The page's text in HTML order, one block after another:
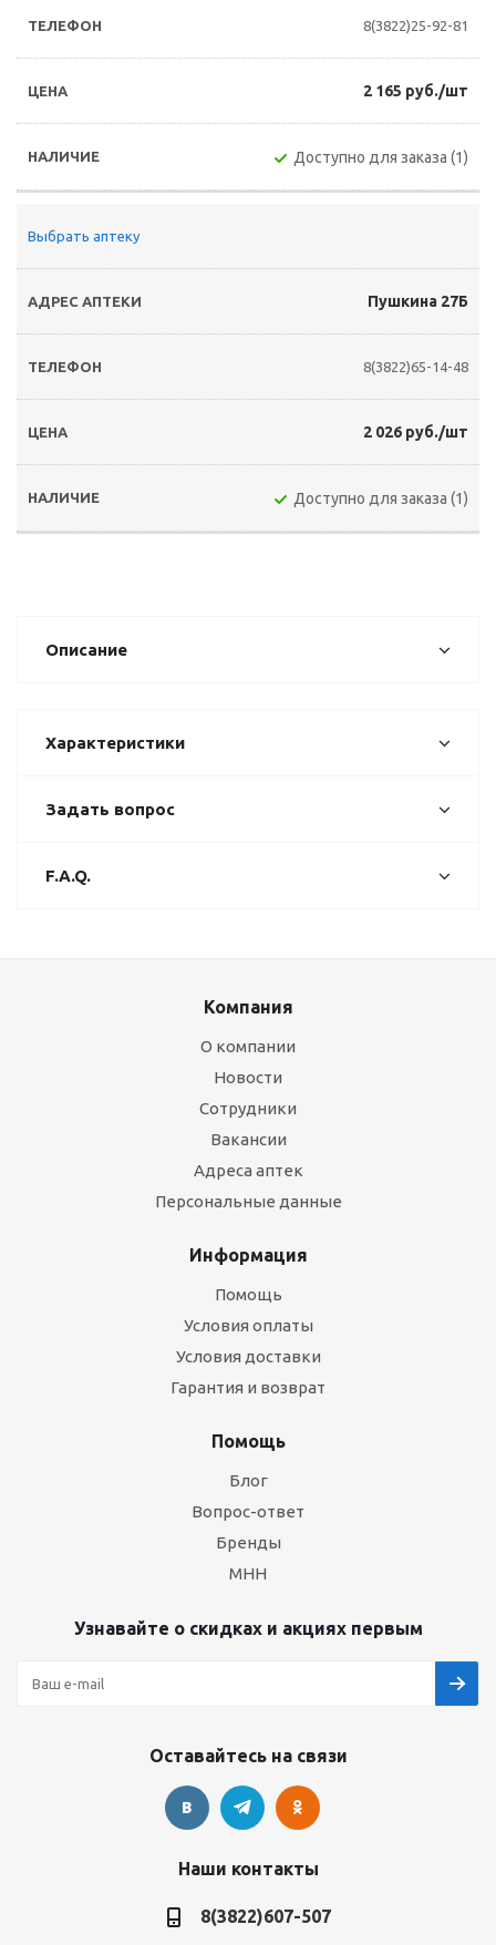
8(3822)25-92-81
2 165 руб./шт
Доступно для заказа (1)
Выбрать аптеку
Пушкина 27Б
8(3822)65-14-48
2 026 руб./шт
Доступно для заказа (1)
Описание
Характеристики
Задать вопрос
F.A.Q.
Компания
О компании
Новости
Сотрудники
Вакансии
Адреса аптек
Персональные данные
Информация
Помощь
Условия оплаты
Условия доставки
Гарантия и возврат
Помощь
Блог
Вопрос-ответ
Бренды
МНН
Узнавайте о скидках и акциях первым
Оставайтесь на связи
Наши контакты
8(3822)607-507